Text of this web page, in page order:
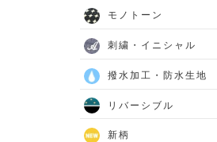
モノトーン
刺繍・イニシャル
撥水加工・防水生地
リバーシブル
新柄